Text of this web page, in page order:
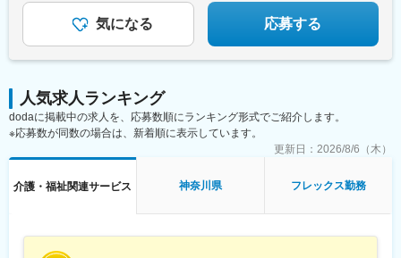
関東／茨城、栃木、群馬、埼玉、東京、神奈川■甲信越・北陸／新
潟■関西／兵庫■東海／静岡、愛知■中国・四国／岡山、広島■九
州・沖縄／福岡、佐賀☆養成期間は最寄り施設勤務
そんなあなたを、私たちは歓迎します。
気になる 応募する
人気求人ランキング
dodaに掲載中の求人を、応募数順にランキング形式でご紹介します。
※応募数が同数の場合は、新着順に表示しています。
更新日： 2026/8/6（木）
介護・福祉関連サービス 神奈川県 フレックス勤務